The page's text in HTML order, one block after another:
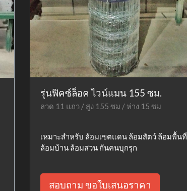
รุ่นฟิคซ์ล็อค ไวน์แมน 155 ซม.
ลวด 11 แถว / สูง 155 ซม / ห่าง 15 ซม
เหมาะสำหรับ ล้อมเขตแดน ล้อมสัตว์ ล้อมพื้นที่
ล้อมบ้าน ล้อมสวน กันคนบุกรุก
สอบถาม ขอใบเสนอราคา